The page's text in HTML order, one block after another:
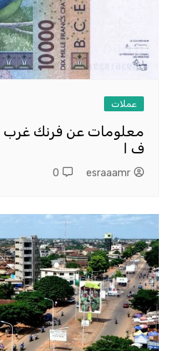
عملات
معلومات عن فرنك غرب
ف ا
esraaamr
0